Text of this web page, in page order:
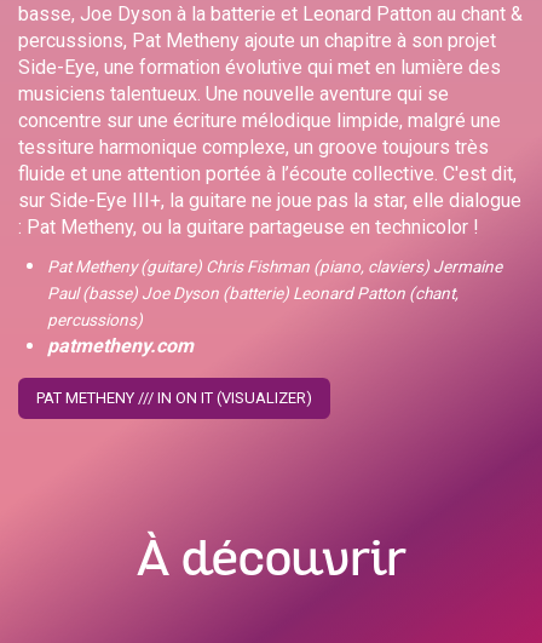
basse, Joe Dyson à la batterie et Leonard Patton au chant &
percussions, Pat Metheny ajoute un chapitre à son projet
Side-Eye, une formation évolutive qui met en lumière des
musiciens talentueux. Une nouvelle aventure qui se
concentre sur une écriture mélodique limpide, malgré une
tessiture harmonique complexe, un groove toujours très
fluide et une attention portée à l’écoute collective. C'est dit,
sur Side-Eye III+, la guitare ne joue pas la star, elle dialogue
: Pat Metheny, ou la guitare partageuse en technicolor !
Pat Metheny (guitare) Chris Fishman (piano, claviers) Jermaine
Paul (basse) Joe Dyson (batterie) Leonard Patton (chant,
percussions)
patmetheny.com
PAT METHENY /// IN ON IT (VISUALIZER)
À découvrir